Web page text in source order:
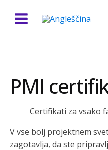
PMI
Certifikati za vsako
V vse bolj projektnem
zagotavlja, da ste